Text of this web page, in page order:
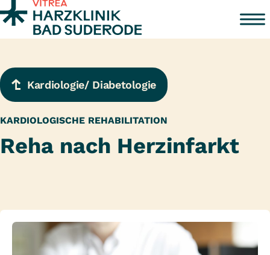
Zum Inhalt springen
Kardiologie/ Diabetologie
KARDIOLOGISCHE REHABILITATION
Reha nach Herzinfarkt